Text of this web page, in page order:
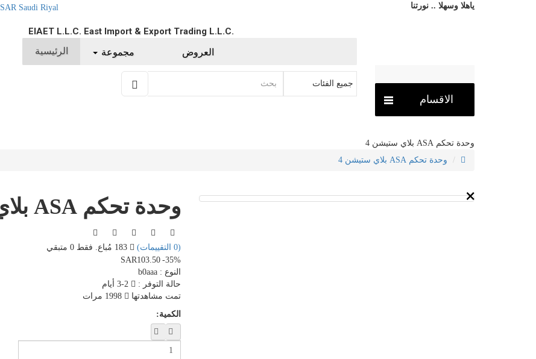
ياهلا وسهلا .. نورتنا SAR Saudi Riyal
EIAET L.L.C. East Import & Export Trading L.L.C.
الرئيسية مجموعة العروض
الاقسام
وحدة تحكم ASA بلاي ستيشن 4
وحدة تحكم ASA بلاي ستيشن 4
وحدة تحكم ASA بلاي ستيشن 4
(0 التقييمات)
183 مُباع. فقط 0 متبقي
SAR103.50 -35%
النوع :b0aaa
حالة التوفر :
2-3 أيام
تمت مشاهدتها
1998 مرات
الكمية:
×
×
×
×
×